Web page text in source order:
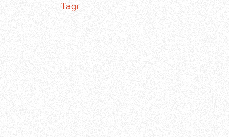
Tagi